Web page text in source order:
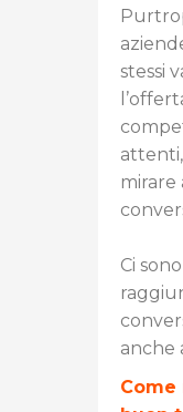
stessi
mirare
Ci
anche